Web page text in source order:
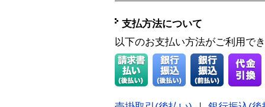
支払方法について
以下のお支払い方法がご利用で